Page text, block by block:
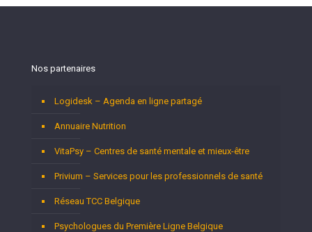
Nos partenaires
Logidesk – Agenda en ligne partagé
Annuaire Nutrition
VitaPsy – Centres de santé mentale et mieux-être
Privium – Services pour les professionnels de santé
Réseau TCC Belgique
Psychologues du Première Ligne Belgique